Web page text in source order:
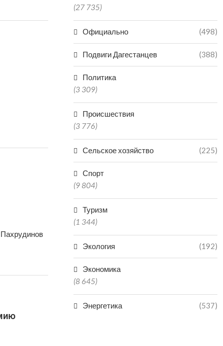
(27 735)
Официально (498)
Подвиги Дагестанцев (388)
Политика
(3 309)
Происшествия
(3 776)
Сельское хозяйство (225)
Спорт
(9 804)
Туризм
(1 344)
Экология (192)
Экономика
(8 645)
Энергетика (537)